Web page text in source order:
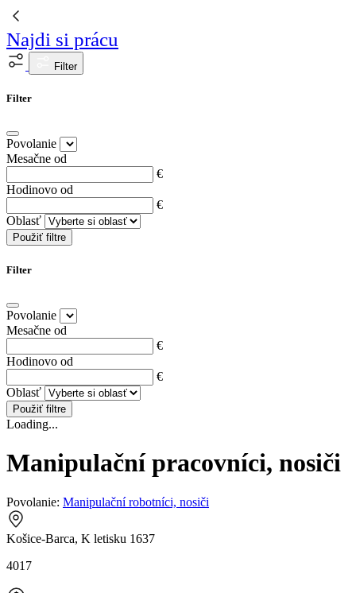
Najdi si prácu
Filter
Filter
Povolanie
Mesačne od
€
Hodinovo od
€
Oblasť
Použiť filtre
Filter
Povolanie
Mesačne od
€
Hodinovo od
€
Oblasť
Použiť filtre
Loading...
Manipulační pracovníci, nosiči
Povolanie: Manipulační robotníci, nosiči
Košice-Barca, K letisku 1637
4017